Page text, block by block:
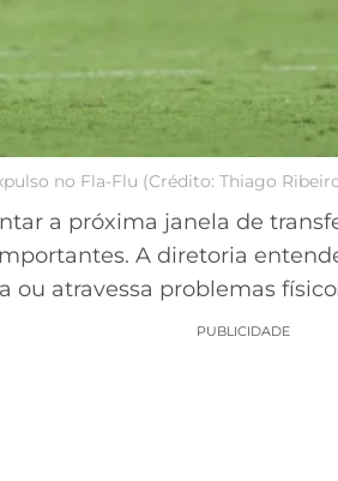
no Fla-Flu (Crédito: Thiago
a próxima janela de
A diretoria
ou atravessa problemas
PUBLICIDADE